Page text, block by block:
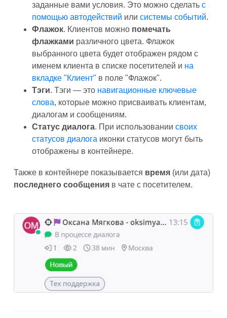
заданные вами условия. Это можно сделать с
помощью автодействий или системы событий.
Флажок. Клиентов можно помечать
флажками различного цвета. Флажок
выбранного цвета будет отображен рядом с
именем клиента в списке посетителей и на
вкладке "Клиент" в поле "Флажок".
Тэги. Тэги — это навигационные ключевые
слова, которые можно присваивать клиентам,
диалогам и сообщениям.
Статус диалога. При использовании своих
статусов диалога иконки статусов могут быть
отображены в контейнере.
Также в контейнере показывается время (или дата)
последнего сообщения в чате с посетителем.